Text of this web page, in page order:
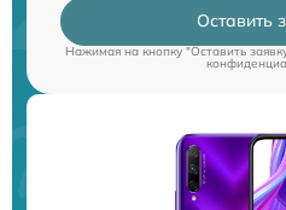
Оставить
Нажимая на кнопку "Оставить